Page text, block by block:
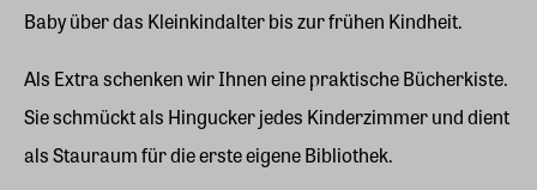
Baby über das Kleinkindalter bis zur frühen Kindheit.
Als Extra schenken wir Ihnen eine praktische Bücherkiste.
Sie schmückt als Hingucker jedes Kinderzimmer und dient
als Stauraum für die erste eigene Bibliothek.